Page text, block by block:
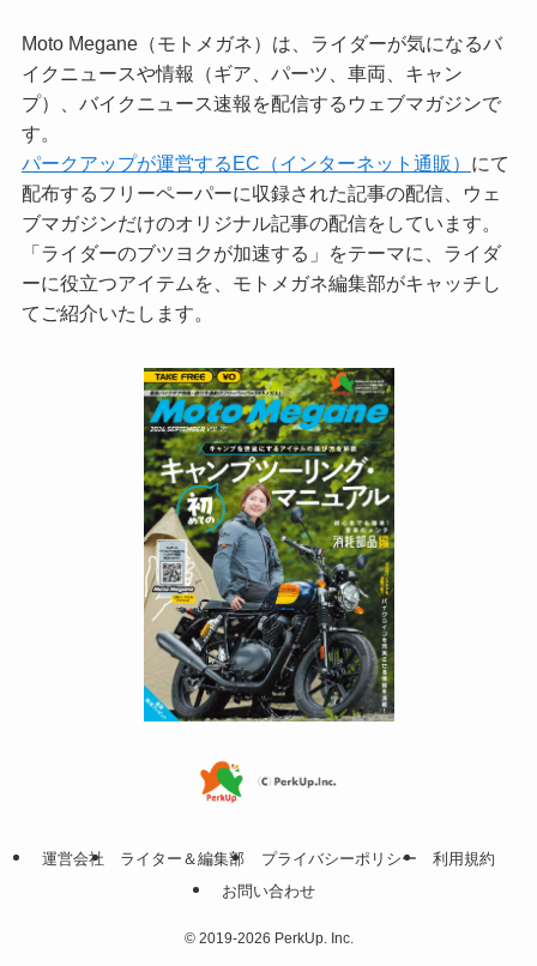
Moto Megane（モトメガネ）は、ライダーが気になるバ
イクニュースや情報（ギア、パーツ、車両、キャン
プ）、バイクニュース速報を配信するウェブマガジンで
す。
パークアップが運営するEC（インターネット通販） にて
配布するフリーペーパーに収録された記事の配信、ウェ
ブマガジンだけのオリジナル記事の配信をしています。
「ライダーのブツヨクが加速する」をテーマに、ライダ
ーに役立つアイテムを、モトメガネ編集部がキャッチし
てご紹介いたします。
運営会社 ライター＆編集部 プライバシーポリシー
利用規約
お問い合わせ
©2019-2026 PerkUp. Inc.